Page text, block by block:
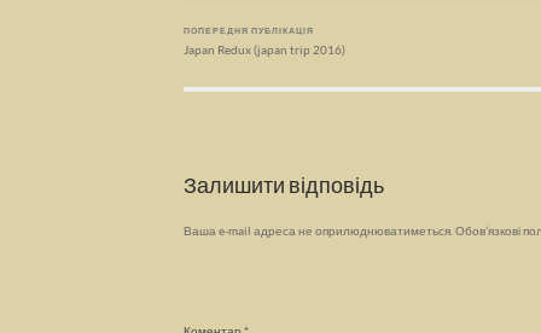
ПОПЕРЕДНЯ ПУБЛІКАЦІЯ
Japan Redux (japan trip 2016)
Залишити відповідь
Ваша e-mail адреса не оприлюднюватиметься. Обов’язкові